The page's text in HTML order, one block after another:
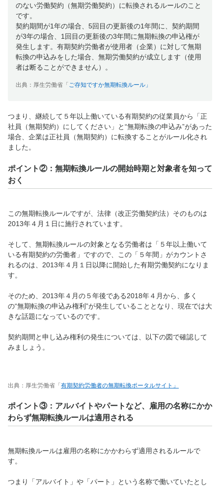
のない労働契約（無期労働契約）に転換されるルールのこと
です。
契約期間が1年の場合、5回目の更新後の1年間に、契約期間
が3年の場合、1回目の更新後の3年間に無期転換の申込権が
発生します。有期契約労働者が使用者（企業）に対して無期
転換の申込みをした場合、無期労働契約が成立します（使用
者は断ることができません）。
出典：厚生労働省「 ご存知ですか無期転換ルール 」
つまり、継続して５年以上働いている有期契約の従業員から「正
社員（無期契約）にしてください」と“無期転換の申込み”があった
場合、企業は正社員（無期契約）に転換することがルール化され
ました。
ポイント②：無期転換ルールの開始時期と対象者を知って
おく
この無期転換ルールですが、法律（改正労働契約法）そのものは
2013年４月１日に施行されています。
そして、無期転換ルールの対象となる労働者は「５年以上働いて
いる有期契約の労働者」ですので、この「５年間」がカウントさ
れるのは、2013年４月１日以降に開始した有期労働契約になりま
す。
そのため、2013年４月の５年後である2018年４月から、多く
の“無期転換の申込み権利”が発生していることとなり、現在では大
きな話題になっているのです。
契約期間と申し込み権利の発生については、以下の図で確認して
みましょう。
出典：厚生労働省「 有期契約労働者の無期転換ポータルサイト 」
ポイント③：アルバイトやパートなど、雇用の名称にかか
わらず無期転換ルールは適用される
無期転換ルールは雇用の名称にかかわらず適用されるルールで
す。
つまり「アルバイト」や「パート」という名称で働いていたとし